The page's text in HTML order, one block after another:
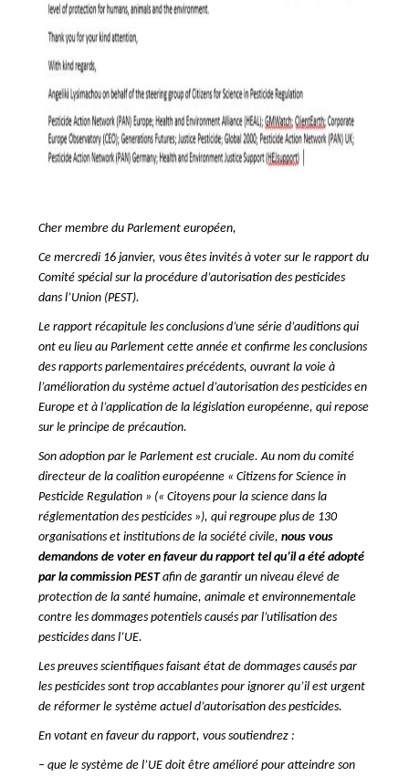
Cher membre du Parlement européen,
Ce mercredi 16 janvier, vous êtes invités à voter sur le rapport du
Comité spécial sur la procédure d’autorisation des pesticides
dans l’Union (PEST).
Le rapport récapitule les conclusions d’une série d’auditions qui
ont eu lieu au Parlement cette année et confirme les conclusions
des rapports parlementaires précédents, ouvrant la voie à
l’amélioration du système actuel d’autorisation des pesticides en
Europe et à l’application de la législation européenne, qui repose
sur le principe de précaution.
Son adoption par le Parlement est cruciale. Au nom du comité
directeur de la coalition européenne « Citizens for Science in
Pesticide Regulation » (« Citoyens pour la science dans la
réglementation des pesticides »), qui regroupe plus de 130
organisations et institutions de la société civile, nous vous
demandons de voter en faveur du rapport tel qu’il a été adopté
par la commission PESTafin de garantir un niveau élevé de
protection de la santé humaine, animale et environnementale
contre les dommages potentiels causés par l’utilisation des
pesticides dans l’UE.
Les preuves scientifiques faisant état de dommages causés par
les pesticides sont trop accablantes pour ignorer qu’il est urgent
de réformer le système actuel d’autorisation des pesticides.
En votant en faveur du rapport, vous soutiendrez :
– que le système de l’UE doit être amélioré pour atteindre son